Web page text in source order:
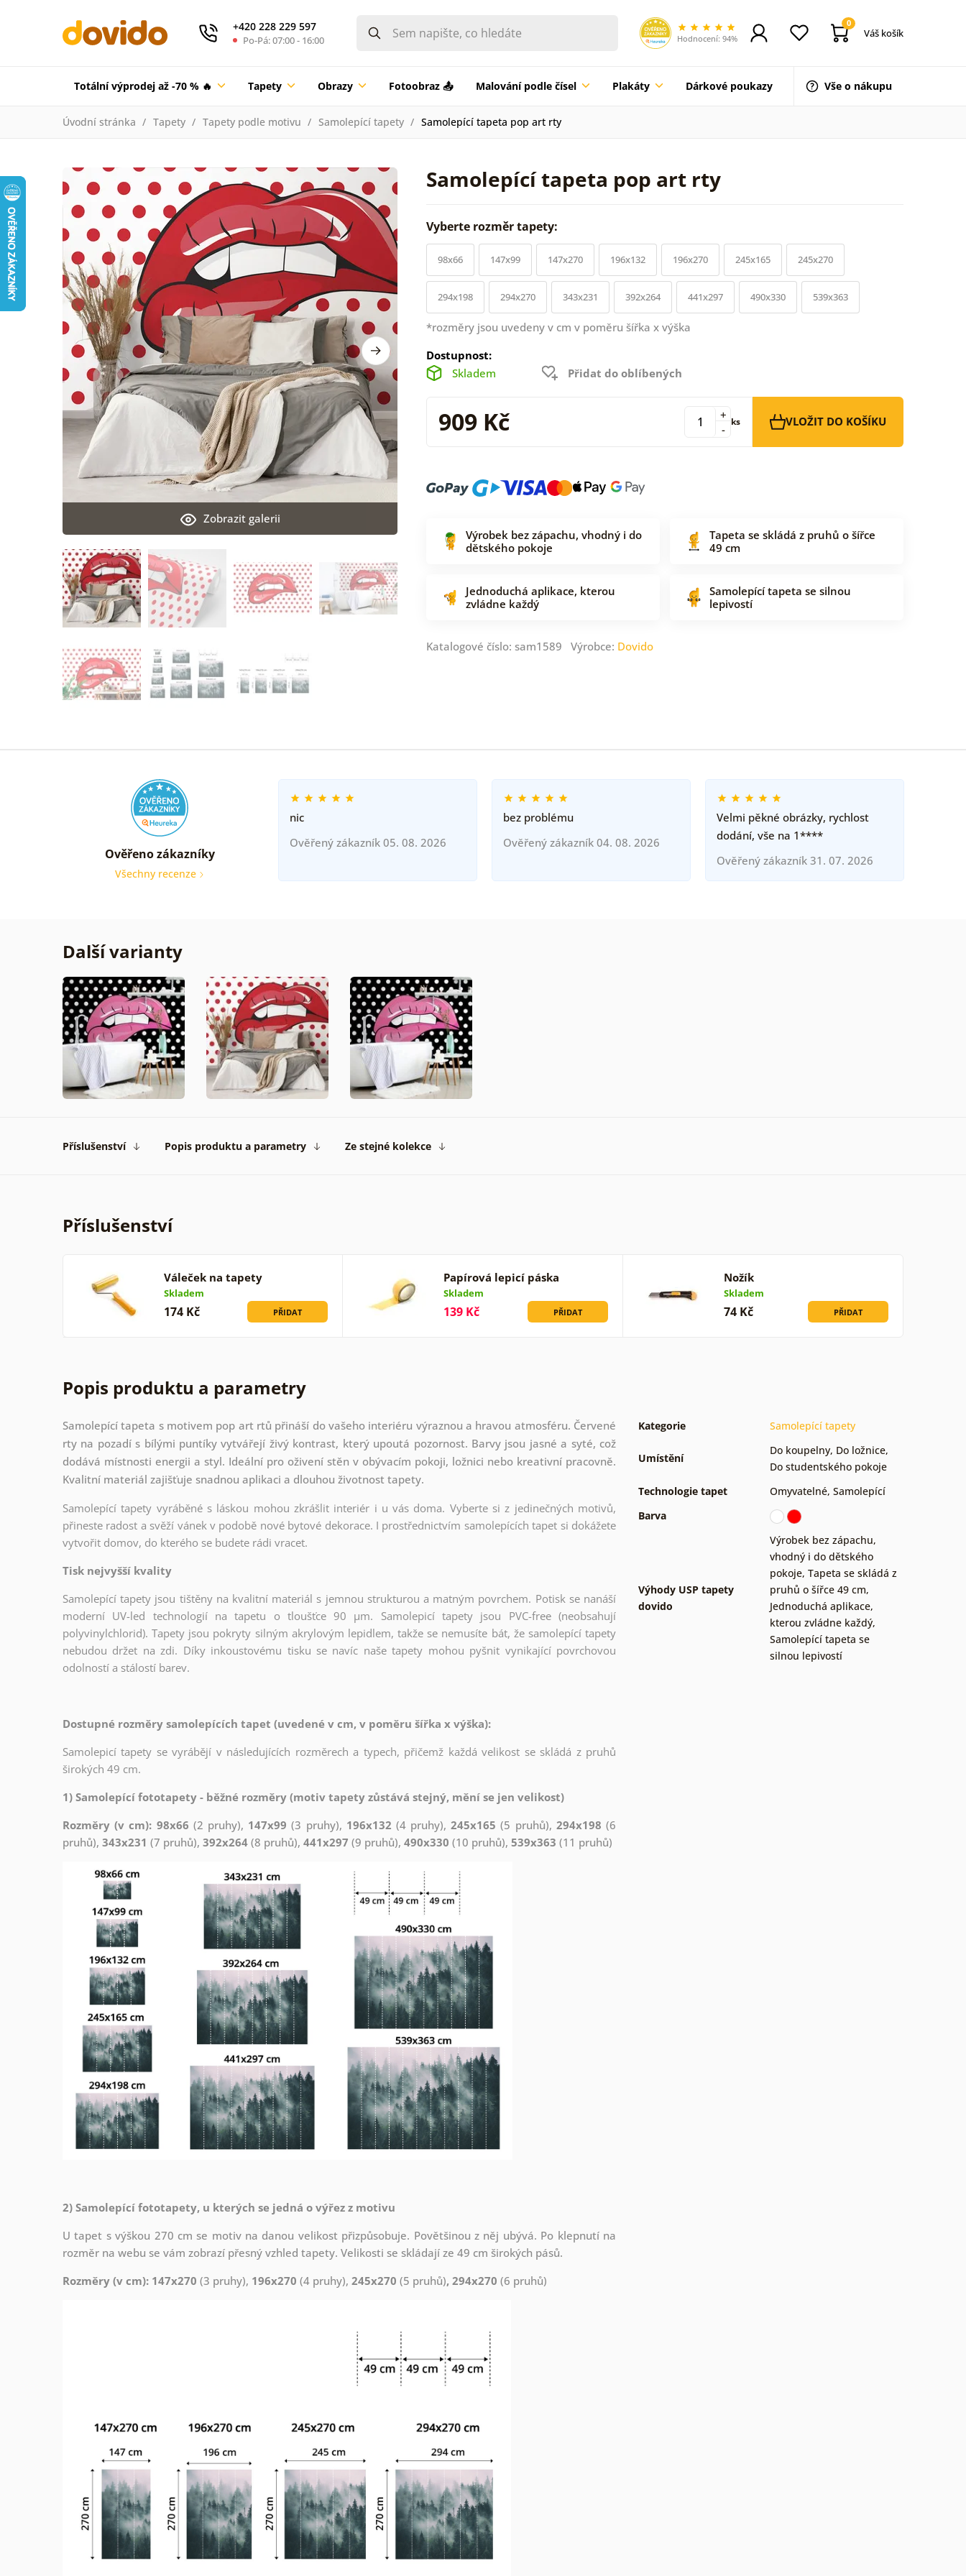
+420 228 229 597
Po-Pá: 07:00 - 16:00 Hodnocení: 94%
0
Váš košík
Totální výprodej až -70 % 🔥 Tapety Obrazy Fotoobraz 📤 Malování podle čísel Plakáty Dárkové poukazy Vše o nákupu
Úvodní stránka Tapety Tapety podle motivu Samolepící tapety Samolepící tapeta pop art rty
Samolepící tapeta pop art rty
Zobrazit galerii
Vyberte rozměr tapety:
98x66 147x99 147x270 196x132 196x270 245x165 245x270
294x198 294x270 343x231 392x264 441x297 490x330 539x363
*rozměry jsou uvedeny v cm v poměru šířka x výška
Dostupnost:
Skladem
Přidat do oblíbených
909 Kč -
+ ks VLOŽIT DO KOŠÍKU
Výrobek bez zápachu, vhodný i do
dětského pokoje
Tapeta se skládá z pruhů o šířce
49 cm
Jednoduchá aplikace, kterou
zvládne každý
Samolepící tapeta se silnou
lepivostí
Katalogové číslo: sam1589 Výrobce: Dovido
Ověřeno zákazníky
Všechny recenze
nic
Ověřený zákazník 05. 08. 2026
bez problému
Ověřený zákazník 04. 08. 2026
Velmi pěkné obrázky, rychlost
dodání, vše na 1****
Ověřený zákazník 31. 07. 2026
Další varianty
Příslušenství Popis produktu a parametry Ze stejné kolekce
Příslušenství
Váleček na tapety
Skladem
174 Kč PŘIDAT
Papírová lepicí páska
Skladem
139 Kč PŘIDAT
Nožík
Skladem
74 Kč PŘIDAT
Popis produktu a parametry
Samolepící tapeta s motivem pop art rtů přináší do vašeho interiéru výraznou a hravou atmosféru. Červené
rty na pozadí s bílými puntíky vytvářejí živý kontrast, který upoutá pozornost. Barvy jsou jasné a syté, což
dodává místnosti energii a styl. Ideální pro oživení stěn v obývacím pokoji, ložnici nebo kreativní pracovně.
Kvalitní materiál zajišťuje snadnou aplikaci a dlouhou životnost tapety.
Samolepící tapety vyráběné s láskou mohou zkrášlit interiér i u vás doma. Vyberte si z jedinečných motivů,
přineste radost a svěží vánek v podobě nové bytové dekorace. I prostřednictvím samolepících tapet si dokážete
vytvořit domov, do kterého se budete rádi vracet.
Tisk nejvyšší kvality
Samolepící tapety jsou tištěny na kvalitní materiál s jemnou strukturou a matným povrchem. Potisk se nanáší
moderní UV-led technologií na tapetu o tloušťce 90 µm. Samolepicí tapety jsou PVC-free (neobsahují
polyvinylchlorid). Tapety jsou pokryty silným akrylovým lepidlem, takže se nemusíte bát, že samolepící tapety
nebudou držet na zdi. Díky inkoustovému tisku se navíc naše tapety mohou pyšnit vynikající povrchovou
odolností a stálostí barev.
Dostupné rozměry samolepících tapet (uvedené v cm, v poměru šířka x výška):
Samolepicí tapety se vyrábějí v následujících rozměrech a typech, přičemž každá velikost se skládá z pruhů
širokých 49 cm.
1) Samolepící fototapety - běžné rozměry (motiv tapety zůstává stejný, mění se jen velikost)
Rozměry (v cm): 98x66 (2 pruhy), 147x99 (3 pruhy), 196x132 (4 pruhy),245x165 (5 pruhů), 294x198 (6
pruhů), 343x231 (7 pruhů), 392x264 (8 pruhů), 441x297 (9 pruhů), 490x330 (10 pruhů), 539x363 (11 pruhů)
2) Samolepící fototapety, u kterých se jedná o výřez z motivu
U tapet s výškou 270 cm se motiv na danou velikost přizpůsobuje. Povětšinou z něj ubývá. Po klepnutí na
rozměr na webu se vám zobrazí přesný vzhled tapety. Velikosti se skládají ze 49 cm širokých pásů.
Rozměry (v cm): 147x270 (3 pruhy), 196x270 (4 pruhy), 245x270 (5 pruhů), 294x270 (6 pruhů)
Kategorie Samolepící tapety
Umístění
Do koupelny, Do ložnice,
Do studentského pokoje
Technologie tapet
Omyvatelné, Samolepící
Barva
Výhody USP tapety
dovido
Výrobek bez zápachu,
vhodný i do dětského
pokoje, Tapeta se skládá z
pruhů o šířce 49 cm,
Jednoduchá aplikace,
kterou zvládne každý,
Samolepící tapeta se
silnou lepivostí